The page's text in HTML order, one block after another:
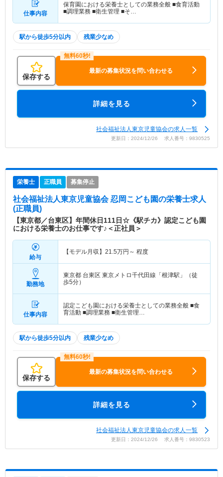
仕事内容
保育園における栄養士としての業務全般 ■食育活動
■調理業務 ■衛生管理 ■そ…
駅から徒歩5分以内 残業少なめ
保存する
最新の募集状況を問い合わせる
詳細を見る
社会福祉法人東京児童協会の求人一覧
更新日：2024/12/26 求人番号：9830525
栄養士 正職員 募集停止
社会福祉法人東京児童協会 忍岡こども園の栄養士求人
(正職員)
【東京都／台東区】年間休日111日☆《駅チカ》認定こども園
における栄養士のお仕事です♪＜正社員＞
給与
【モデル月収】 21.5万円～ 程度
勤務地
東京都 台東区 東京メトロ千代田線「根津駅」（徒
歩5分）
仕事内容
認定こども園における栄養士としての業務全般 ■食
育活動 ■調理業務 ■衛生管理…
駅から徒歩5分以内 残業少なめ
保存する
最新の募集状況を問い合わせる
詳細を見る
社会福祉法人東京児童協会の求人一覧
更新日：2024/12/26 求人番号：9830523